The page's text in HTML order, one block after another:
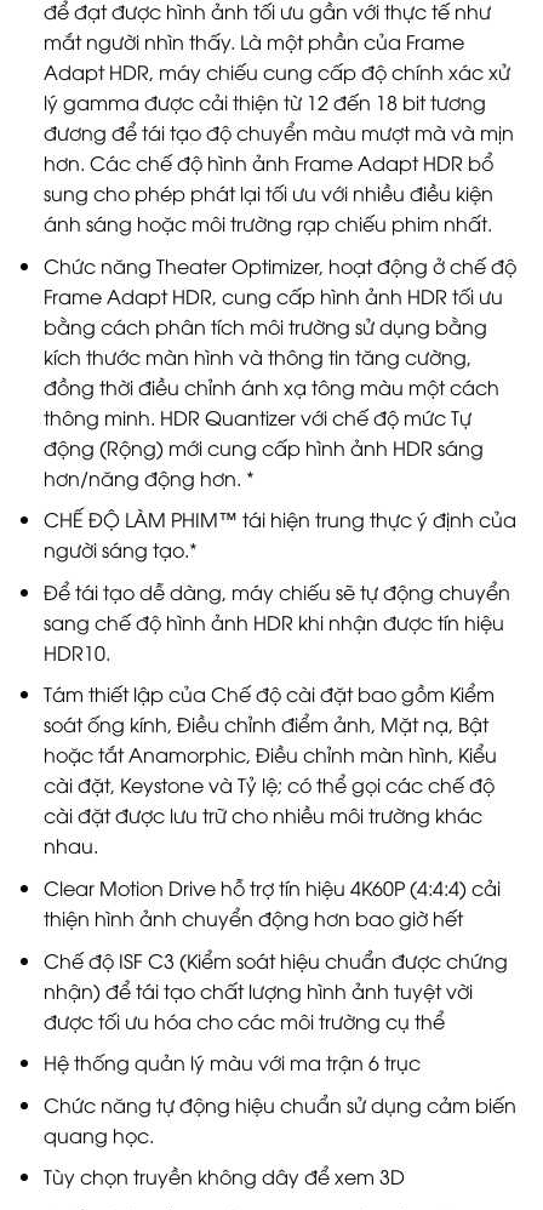
để đạt được hình ảnh tối ưu gần với thực tế như
mắt người nhìn thấy. Là một phần của Frame
Adapt HDR, máy chiếu cung cấp độ chính xác xử
lý gamma được cải thiện từ 12 đến 18 bit tương
đương để tái tạo độ chuyển màu mượt mà và mịn
hơn. Các chế độ hình ảnh Frame Adapt HDR bổ
sung cho phép phát lại tối ưu với nhiều điều kiện
ánh sáng hoặc môi trường rạp chiếu phim nhất.
Chức năng Theater Optimizer, hoạt động ở chế độ
Frame Adapt HDR, cung cấp hình ảnh HDR tối ưu
bằng cách phân tích môi trường sử dụng bằng
kích thước màn hình và thông tin tăng cường,
đồng thời điều chỉnh ánh xạ tông màu một cách
thông minh. HDR Quantizer với chế độ mức Tự
động (Rộng) mới cung cấp hình ảnh HDR sáng
hơn/năng động hơn. *​
CHẾ ĐỘ LÀM PHIM™ tái hiện trung thực ý định của
người sáng tạo.*​
Để tái tạo dễ dàng, máy chiếu sẽ tự động chuyển
sang chế độ hình ảnh HDR khi nhận được tín hiệu
HDR10.
Tám thiết lập của Chế độ cài đặt bao gồm Kiểm
soát ống kính, Điều chỉnh điểm ảnh, Mặt nạ, Bật
hoặc tắt Anamorphic, Điều chỉnh màn hình, Kiểu
cài đặt, Keystone và Tỷ lệ; có thể gọi các chế độ
cài đặt được lưu trữ cho nhiều môi trường khác
nhau.
Clear Motion Drive hỗ trợ tín hiệu 4K60P (4:4:4) cải
thiện hình ảnh chuyển động hơn bao giờ hết
Chế độ ISF C3 (Kiểm soát hiệu chuẩn được chứng
nhận) để tái tạo chất lượng hình ảnh tuyệt vời
được tối ưu hóa cho các môi trường cụ thể
Hệ thống quản lý màu với ma trận 6 trục
Chức năng tự động hiệu chuẩn sử dụng cảm biến
quang học.
Tùy chọn truyền không dây để xem 3D